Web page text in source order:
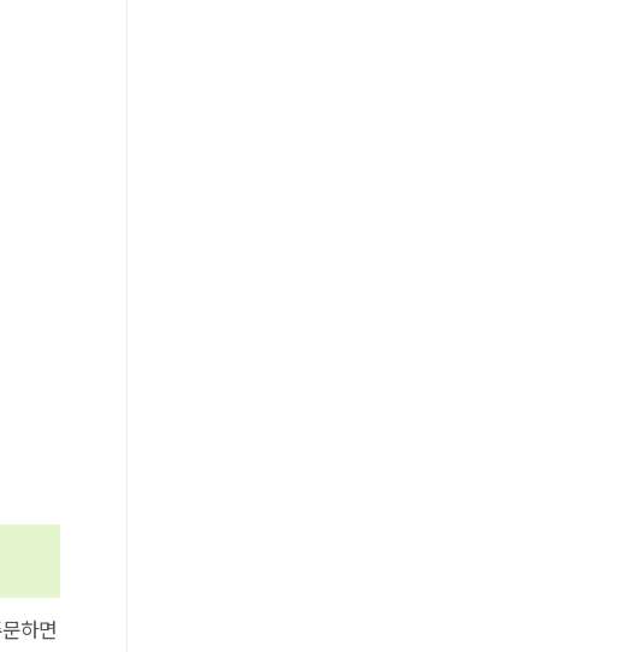
하면